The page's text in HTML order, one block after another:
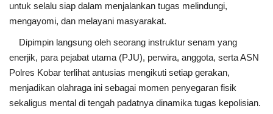
untuk selalu siap dalam menjalankan tugas melindungi,
mengayomi, dan melayani masyarakat.
Dipimpin langsung oleh seorang instruktur senam yang
enerjik, para pejabat utama (PJU), perwira, anggota, serta ASN
Polres Kobar terlihat antusias mengikuti setiap gerakan,
menjadikan olahraga ini sebagai momen penyegaran fisik
sekaligus mental di tengah padatnya dinamika tugas kepolisian.